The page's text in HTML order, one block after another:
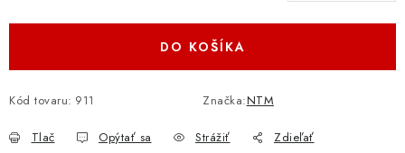
DO KOŠÍKA
Kód tovaru: 911 Značka:NTM
Tlač Opýtať sa Strážiť Zdieľať